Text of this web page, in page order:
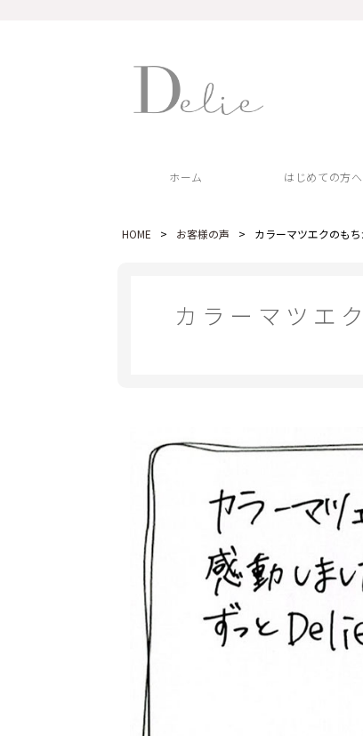
ホーム はじめての方へ
HOME > お客様の声 > カラーマツエクのも
カラーマツエ